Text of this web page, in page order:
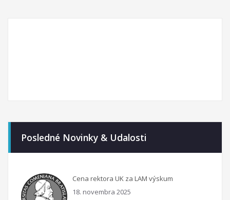
Posledné Novinky & Udalosti
Cena rektora UK za LAM výskum
18. novembra 2025